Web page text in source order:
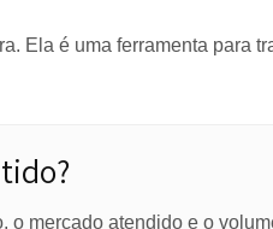
ela protege o
aplicações para